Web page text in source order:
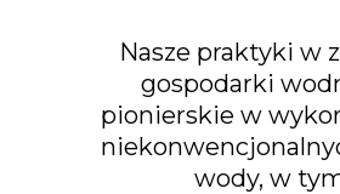
Nasze praktyki w
gospodarki
pionierskie w
wody, w